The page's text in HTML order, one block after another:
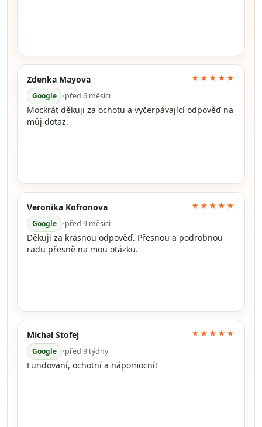
Zdenka Mayova
Google •před 6 měsíci
★★★★★
Mockrát děkuji za ochotu a vyčerpávající odpověď na
můj dotaz.
Veronika Kofronova
Google •před 9 měsíci
★★★★★
Děkuji za krásnou odpověď. Přesnou a podrobnou
radu přesně na mou otázku.
Michal Stofej
Google •před 9 týdny
★★★★★
Fundovaní, ochotní a nápomocní!